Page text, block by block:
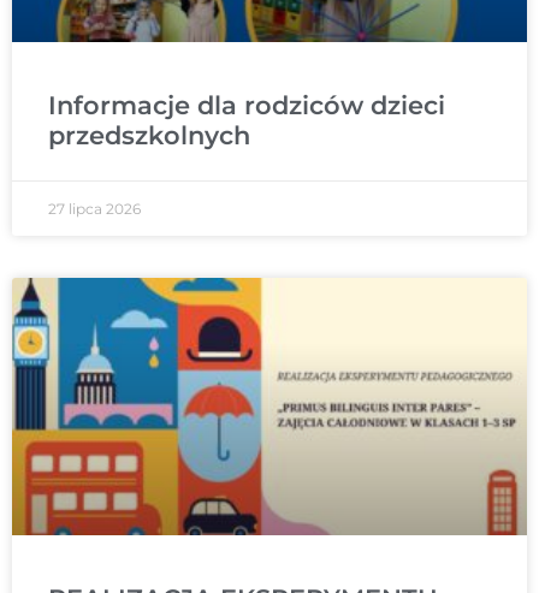
Informacje dla rodziców dzieci
przedszkolnych
27 lipca 2026